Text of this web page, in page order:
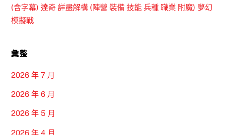
(含字幕) 達奇 詳盡解構 (陣營 裝備 技能 兵種 職業 附魔) 夢幻
模擬戰
彙整
2026 年 7 月
2026 年 6 月
2026 年 5 月
2026 年 4 月